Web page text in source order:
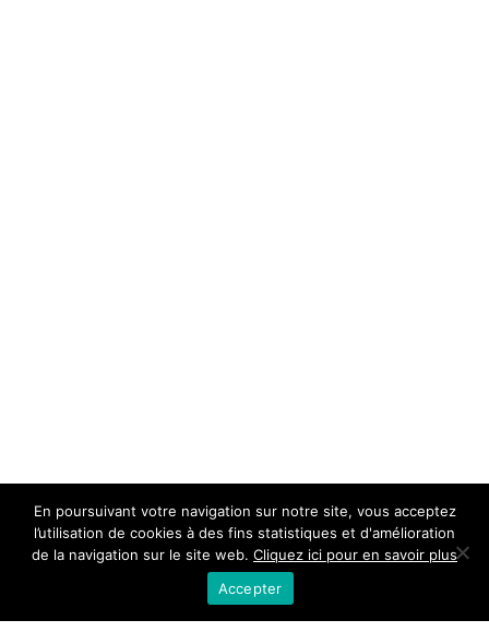
En poursuivant votre navigation sur notre site, vous acceptez
l’utilisation de cookies à des fins statistiques et d'amélioration
de la navigation sur le site web. Cliquez ici pour en savoir plus
Accepter